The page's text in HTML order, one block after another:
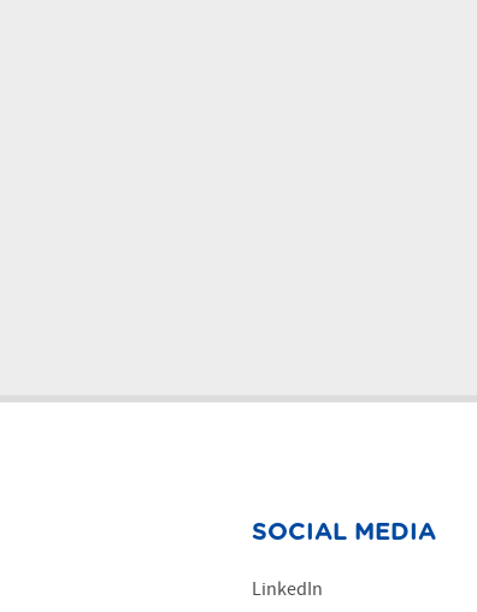
SOCIAL MEDIA
LinkedIn